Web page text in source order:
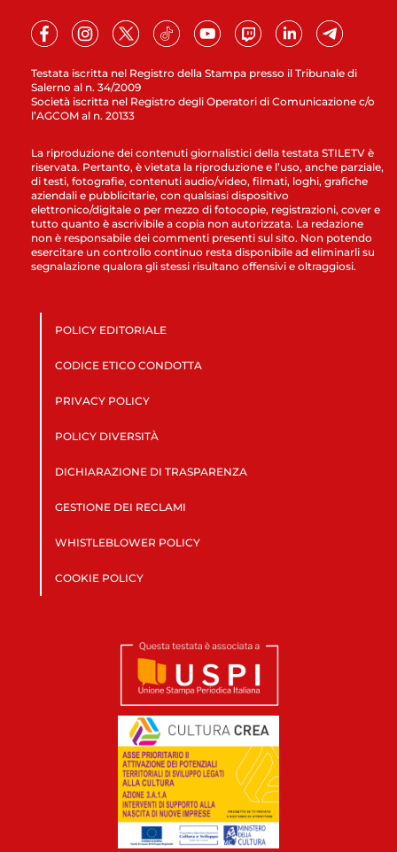
Testata iscritta nel Registro della Stampa presso il Tribunale di
Salerno al n. 34/2009
Società iscritta nel Registro degli Operatori di Comunicazione c/o
l’AGCOM al n. 20133
La riproduzione dei contenuti giornalistici della testata STILETV è
riservata. Pertanto, è vietata la riproduzione e l’uso, anche parziale,
di testi, fotografie, contenuti audio/video, filmati, loghi, grafiche
aziendali e pubblicitarie, con qualsiasi dispositivo
elettronico/digitale o per mezzo di fotocopie, registrazioni, cover e
tutto quanto è ascrivibile a copia non autorizzata. La redazione
non è responsabile dei commenti presenti sul sito. Non potendo
esercitare un controllo continuo resta disponibile ad eliminarli su
segnalazione qualora gli stessi risultano offensivi e oltraggiosi.
POLICY EDITORIALE
CODICE ETICO CONDOTTA
PRIVACY POLICY
POLICY DIVERSITÀ
DICHIARAZIONE DI TRASPARENZA
GESTIONE DEI RECLAMI
WHISTLEBLOWER POLICY
COOKIE POLICY